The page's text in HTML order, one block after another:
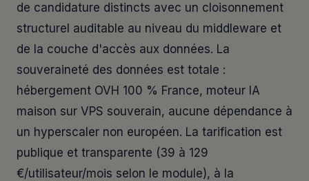
de candidature distincts avec un cloisonnement
structurel auditable au niveau du middleware et
de la couche d'accès aux données. La
souveraineté des données est totale :
hébergement OVH 100 % France, moteur IA
maison sur VPS souverain, aucune dépendance à
un hyperscaler non européen. La tarification est
publique et transparente (39 à 129
€/utilisateur/mois selon le module), à la